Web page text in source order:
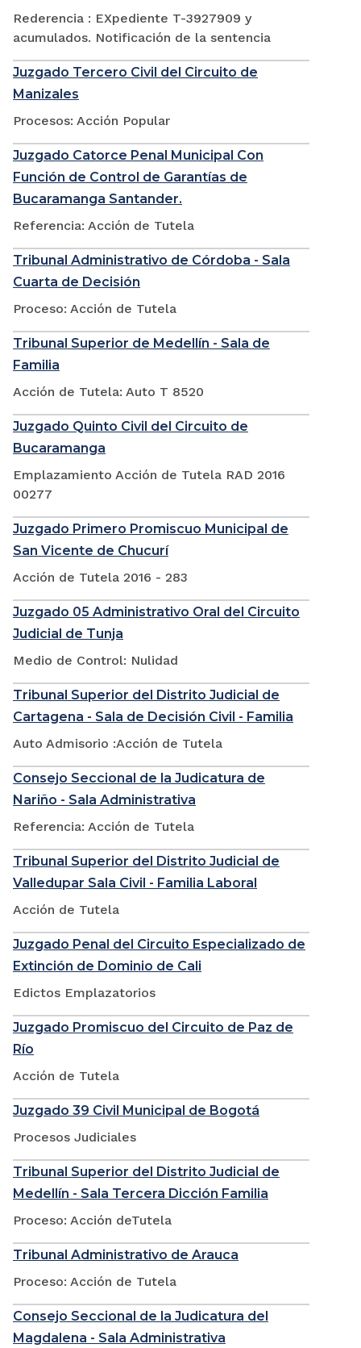
Rederencia : EXpediente T-3927909 y
acumulados. Notificación de la sentencia
Juzgado Tercero Civil del Circuito de
Manizales
Procesos: Acción Popular
Juzgado Catorce Penal Municipal Con
Función de Control de Garantías de
Bucaramanga Santander.
Referencia: Acción de Tutela
Tribunal Administrativo de Córdoba - Sala
Cuarta de Decisión
Proceso: Acción de Tutela
Tribunal Superior de Medellín - Sala de
Familia
Acción de Tutela: Auto T 8520
Juzgado Quinto Civil del Circuito de
Bucaramanga
Emplazamiento Acción de Tutela RAD 2016
00277
Juzgado Primero Promiscuo Municipal de
San Vicente de Chucurí
Acción de Tutela 2016 - 283
Juzgado 05 Administrativo Oral del Circuito
Judicial de Tunja
Medio de Control: Nulidad
Tribunal Superior del Distrito Judicial de
Cartagena - Sala de Decisión Civil - Familia
Auto Admisorio :Acción de Tutela
Consejo Seccional de la Judicatura de
Nariño - Sala Administrativa
Referencia: Acción de Tutela
Tribunal Superior del Distrito Judicial de
Valledupar Sala Civil - Familia Laboral
Acción de Tutela
Juzgado Penal del Circuito Especializado de
Extinción de Dominio de Cali
Edictos Emplazatorios
Juzgado Promiscuo del Circuito de Paz de
Río
Acción de Tutela
Juzgado 39 Civil Municipal de Bogotá
Procesos Judiciales
Tribunal Superior del Distrito Judicial de
Medellín - Sala Tercera Dicción Familia
Proceso: Acción deTutela
Tribunal Administrativo de Arauca
Proceso: Acción de Tutela
Consejo Seccional de la Judicatura del
Magdalena - Sala Administrativa